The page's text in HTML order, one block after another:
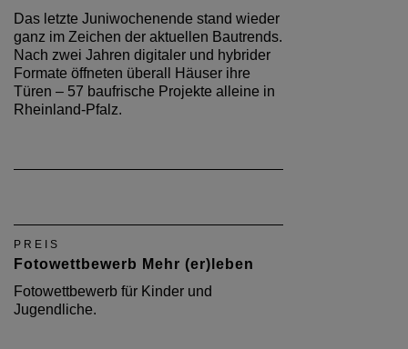
Das letzte Juniwochenende stand wieder
ganz im Zeichen der aktuellen Bautrends.
Nach zwei Jahren digitaler und hybrider
Formate öffneten überall Häuser ihre
Türen – 57 baufrische Projekte alleine in
Rheinland-Pfalz.
PREIS
Fotowettbewerb Mehr (er)leben
Fotowettbewerb für Kinder und
Jugendliche.